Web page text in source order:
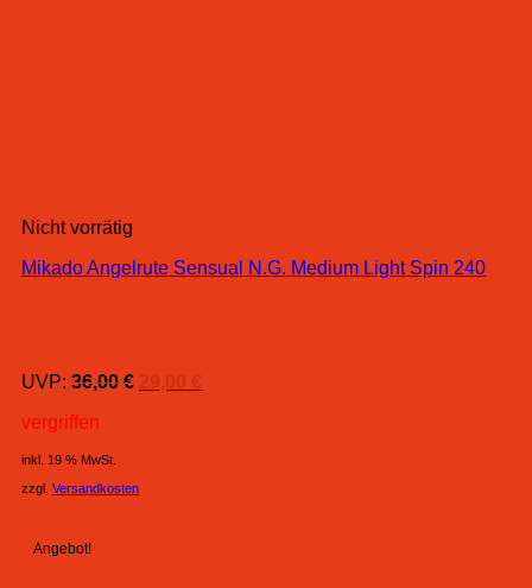
Nicht vorrätig
Mikado Angelrute Sensual N.G. Medium Light Spin 240
UVP: 36,00€ Ursprünglicher
29,00 €
vergriffen
inkl. 19 % MwSt.
zzgl. Versandkosten
Angebot!